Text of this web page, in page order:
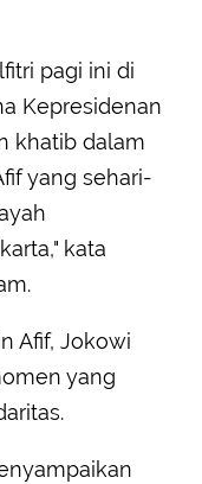
pagi ini di
Kepresidenan
khatib dalam
yang sehari-
kata
Afif, Jokowi
yang